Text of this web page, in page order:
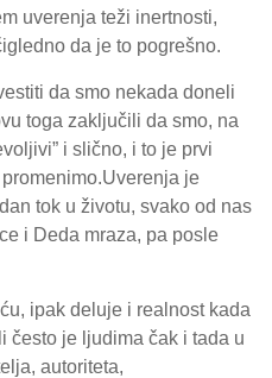
uverenja teži inertnosti,
da je to pogrešno.
da smo nekada doneli
toga zaključili da smo, na
i slično, i to je prvi
je
tok u životu, svako od nas
i Deda mraza, pa posle
ipak deluje i realnost kada
često je ljudima čak i tada u
autoriteta,